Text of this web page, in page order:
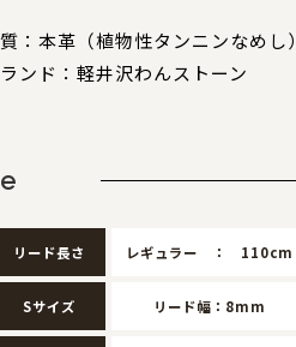
：本革（植物性タンニンなめし）
ンド：軽井沢わんストーン
リード長さ レギュラー ： 110cm
Sサイズ リード幅：8mm